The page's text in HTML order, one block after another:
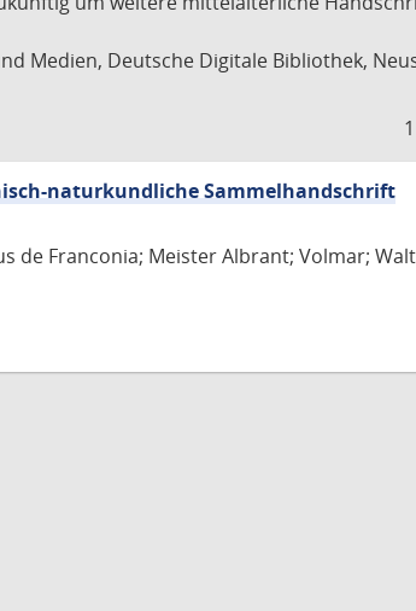
Medien, Deutsche Digitale Bibliothek,
naturkundliche Sammelhandschrift
de Franconia; Meister Albrant; Volmar;